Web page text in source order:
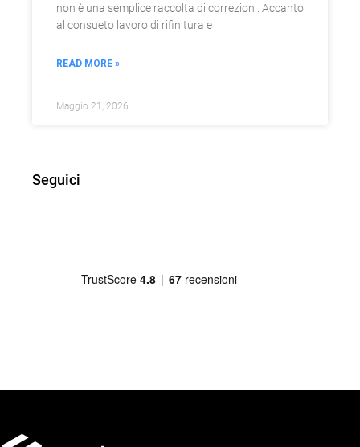
non è una semplice raccolta di correzioni. Accanto
al consueto lavoro di rifinitura e
READ MORE »
Maggio 21, 2026
Seguici